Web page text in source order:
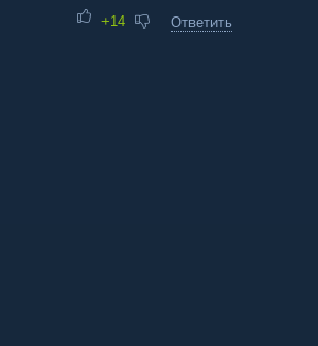
+14 Ответить